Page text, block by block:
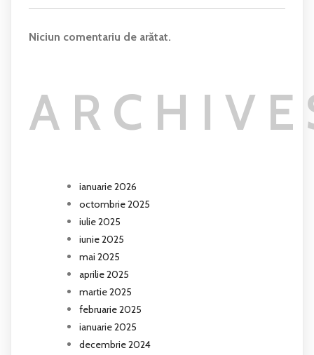
Niciun comentariu de arătat.
ianuarie 2026
octombrie 2025
iulie 2025
iunie 2025
mai 2025
aprilie 2025
martie 2025
februarie 2025
ianuarie 2025
decembrie 2024